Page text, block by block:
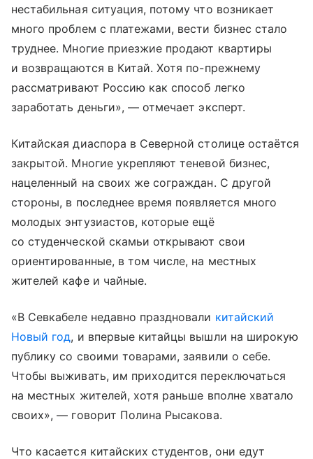
нестабильная ситуация, потому что возникает
много проблем с платежами, вести бизнес стало
труднее. Многие приезжие продают квартиры
и возвращаются в Китай. Хотя по-прежнему
рассматривают Россию как способ легко
заработать деньги», — отмечает эксперт.
Китайская диаспора в Северной столице остаётся
закрытой. Многие укрепляют теневой бизнес,
нацеленный на своих же сограждан. С другой
стороны, в последнее время появляется много
молодых энтузиастов, которые ещё
со студенческой скамьи открывают свои
ориентированные, в том числе, на местных
жителей кафе и чайные.
«В Севкабеле недавно праздновали китайский
Новый год, и впервые китайцы вышли на широкую
публику со своими товарами, заявили о себе.
Чтобы выживать, им приходится переключаться
на местных жителей, хотя раньше вполне хватало
своих», — говорит Полина Рысакова.
Что касается китайских студентов, они едут